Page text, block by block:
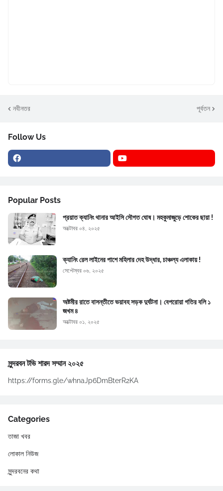
নবীনতর পূর্বতন
Follow Us
Popular Posts
প্রয়াত ক্যানিং থানার আইসি সৌগত ঘোষ। মহকুমাজুড়ে শোকের ছায়া !
অক্টোবর ০৪, ২০২৫
ক্যানিং রেল লাইনের পাশে মহিলার দেহ উদ্ধার, চাঞ্চল্য এলাকায় !
সেপ্টেম্বর ০৬, ২০২৫
অষ্টমীর রাতে বাসন্তীতে ভয়াবহ সড়ক দুর্ঘটনা। বেপরোয়া গতির বলি ১
জখম ৪
অক্টোবর ০১, ২০২৫
সুন্দরবন টভি শারদ সম্মান ২০২৫
https://forms.gle/whnaJp6DmBterR2KA
Categories
তাজা খবর
লোকাল নিউজ
সুন্দরবনের কথা